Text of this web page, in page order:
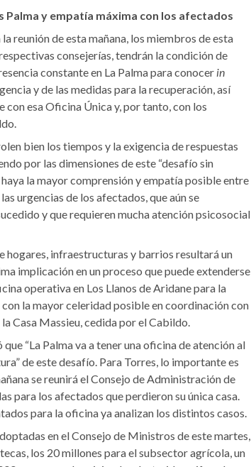
Palma y empatía máxima con los afectados
reunión de esta mañana, los miembros de esta
consejerías, tendrán la condición de
constante en La Palma para conocer in
y de las medidas para la recuperación, así
esa Oficina Única y, por tanto, con los
bien los tiempos y la exigencia de respuestas
por las dimensiones de este “desafío sin
haya la mayor comprensión y empatía posible entre
urgencias de los afectados, que aún se
y que requieren mucha atención psicosocial
hogares, infraestructuras y barrios resultará un
implicación en un proceso que puede extenderse
operativa en Los Llanos de Aridane para la
la mayor celeridad posible en coordinación con
Casa Massieu, cedida por el Cabildo.
“La Palma va a tener una oficina de atención al
de este desafío. Para Torres, lo importante es
se reunirá el Consejo de Administración de
para los afectados que perdieron su única casa.
para la oficina ya analizan los distintos casos.
en el Consejo de Ministros de este martes,
los 20 millones para el subsector agrícola, un